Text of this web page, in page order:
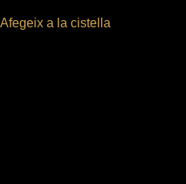
Afegeix a la cistella